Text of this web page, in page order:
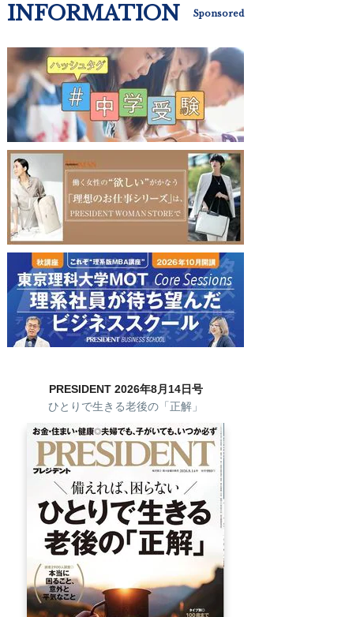
INFORMATION Sponsored
PRESIDENT 2026年8月14日号
ひとりで生きる老後の「正解」